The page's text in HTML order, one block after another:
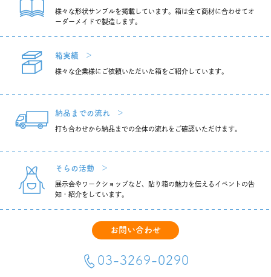
様々な形状サンプルを掲載しています。箱は全て商材に合わせてオ
ーダーメイドで製造します。
箱実績
様々な企業様にご依頼いただいた箱をご紹介しています。
納品までの流れ
打ち合わせから納品までの全体の流れをご確認いただけます。
そらの活動
展示会やワークショップなど、貼り箱の魅力を伝えるイベントの告
知・紹介をしています。
お問い合わせ
03-3269-0290